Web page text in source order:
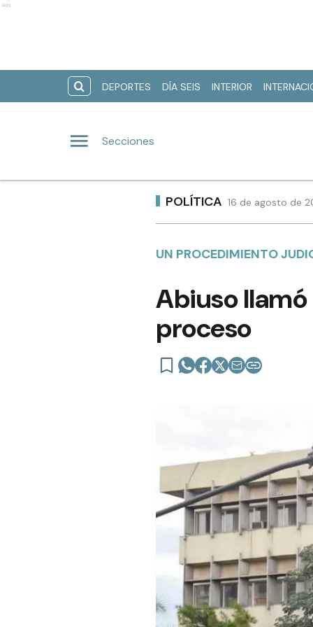
Ads
DEPORTES DÍA SEIS INTERIOR
Secciones
POLÍTICA 16 de agosto de
UN PROCEDIMIENTO
Abiuso
proceso